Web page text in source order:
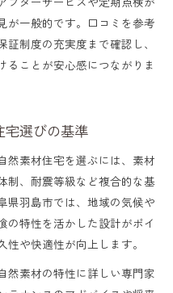
が一般的です。口コミを参考
制度の充実度まで確認し、
ることが安心感につながりま
宅選びの基準
然素材住宅を選ぶには、素材
制、耐震等級など複合的な基
県羽島市では、地域の気候や
の特性を活かした設計がポイ
や快適性が向上します。
然素材の特性に詳しい専門家